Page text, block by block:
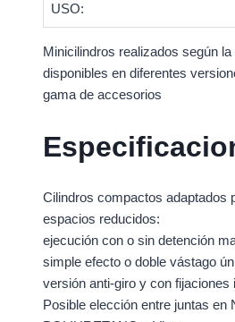
USO:
Minicilindros realizados según la
disponibles en diferentes
gama de accesorios
Cilindros compactos adaptados
espacios reducidos:
ejecución con o sin detención
simple efecto o doble vástago
versión anti-giro y con fijaciones
Posible elección entre juntas en